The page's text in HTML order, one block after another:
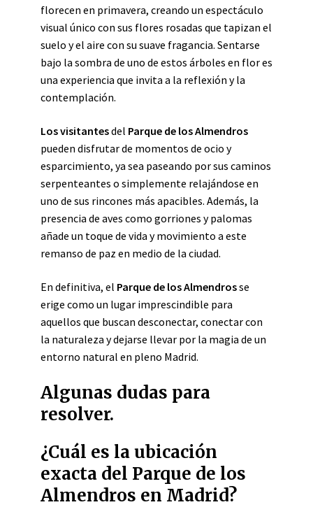
florecen en primavera, creando un espectáculo
visual único con sus flores rosadas que tapizan el
suelo y el aire con su suave fragancia. Sentarse
bajo la sombra de uno de estos árboles en flor es
una experiencia que invita a la reflexión y la
contemplación.
Los visitantesdel Parque de los Almendros
pueden disfrutar de momentos de ocio y
esparcimiento, ya sea paseando por sus caminos
serpenteantes o simplemente relajándose en
uno de sus rincones más apacibles. Además, la
presencia de aves como gorriones y palomas
añade un toque de vida y movimiento a este
remanso de paz en medio de la ciudad.
En definitiva, el Parque de los Almendrosse
erige como un lugar imprescindible para
aquellos que buscan desconectar, conectar con
la naturaleza y dejarse llevar por la magia de un
entorno natural en pleno Madrid.
Algunas dudas para
resolver.
¿Cuál es la ubicación
exacta del Parque de los
Almendros en Madrid?